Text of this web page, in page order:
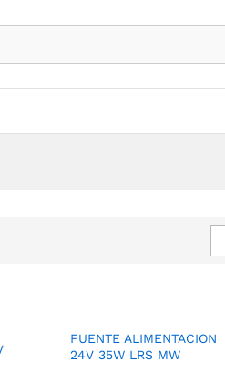
FUENTE ALIMENTACION
24V 35W LRS MW